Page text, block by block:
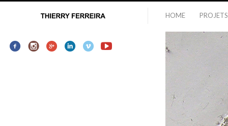
HOME PROJETS